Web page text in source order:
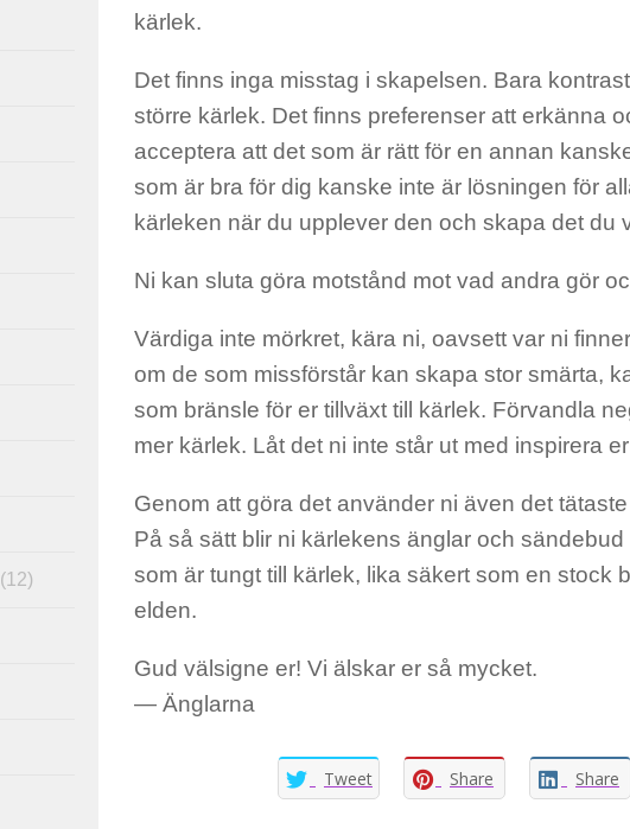
kärlek.
Det finns inga misstag i skapelsen. Bara
större kärlek. Det finns preferenser att erkänna
acceptera att det som är rätt för en annan
som är bra för dig kanske inte är lösningen för
kärleken när du upplever den och skapa det du
Ni kan sluta göra motstånd mot vad andra gör
Värdiga inte mörkret, kära ni, oavsett var ni
om de som missförstår kan skapa stor smärta,
som bränsle för er tillväxt till kärlek. Förvandla
mer kärlek. Låt det ni inte står ut med inspirera
Genom att göra det använder ni även det
På så sätt blir ni kärlekens änglar och
som är tungt till kärlek, lika säkert som en stock
elden.
Gud välsigne er! Vi älskar er så mycket.
— Änglarna
Tweet Share Share
(12)